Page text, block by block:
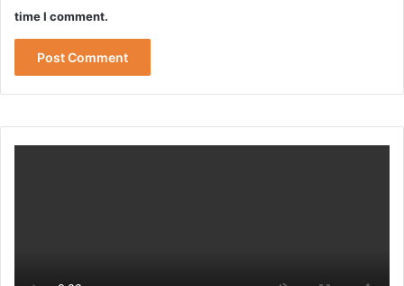
time I comment.